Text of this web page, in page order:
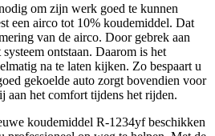
om zijn werk goed te kunnen
een airco tot 10% koudemiddel. Dat
van de airco. Door gebrek aan
ontstaan. Daarom is het
na te laten kijken. Zo bespaart u
gekoelde auto zorgt bovendien voor
aan het comfort tijdens het rijden.
koudemiddel R-1234yf beschikken